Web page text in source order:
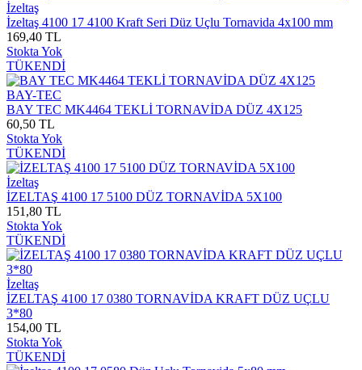
İzeltaş
İzeltaş 4100 17 4100 Kraft Seri Düz Uçlu Tornavida 4x100 mm
169,40 TL
Stokta Yok
TÜKENDİ
BAY-TEC
BAY TEC MK4464 TEKLİ TORNAVİDA DÜZ 4X125
60,50 TL
Stokta Yok
TÜKENDİ
İzeltaş
İZELTAŞ 4100 17 5100 DÜZ TORNAVİDA 5X100
151,80 TL
Stokta Yok
TÜKENDİ
İzeltaş
İZELTAŞ 4100 17 0380 TORNAVİDA KRAFT DÜZ UÇLU
3*80
154,00 TL
Stokta Yok
TÜKENDİ